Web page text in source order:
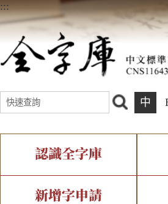
:::
中
認識全字庫
全字庫介紹
IDS查詢
新增字申請